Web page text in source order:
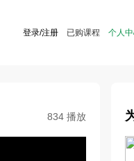
登录/注册 已购课程 个人
834 播放